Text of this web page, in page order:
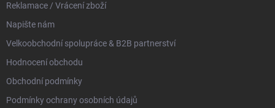
Reklamace / Vrácení zboží
Napište nám
Velkoobchodní spolupráce & B2B partnerství
Hodnocení obchodu
Obchodní podmínky
Podmínky ochrany osobních údajů